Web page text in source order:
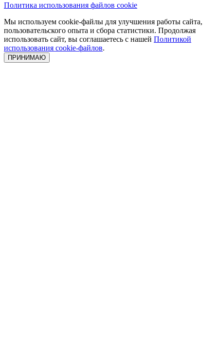
Политика использования файлов cookie
Мы используем cookie-файлы для улучшения работы сайта,
пользовательского опыта и сбора статистики. Продолжая
использовать сайт, вы соглашаетесь с нашей Политикой
использования cookie-файлов.
ПРИНИМАЮ